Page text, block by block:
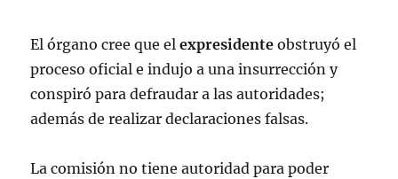
El órgano cree que elexpresidente obstruyó el
proceso oficial e indujo a una insurrección y
conspiró para defraudar a las autoridades;
además de realizar declaraciones falsas.
La comisión no tiene autoridad para poder